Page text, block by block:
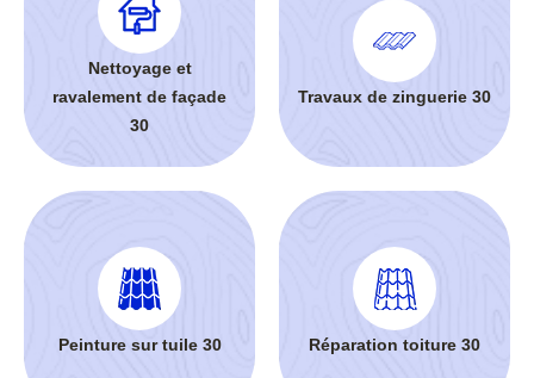
Nettoyage et
ravalement de façade
30
Travaux de zinguerie 30
Peinture sur tuile 30 Réparation toiture 30